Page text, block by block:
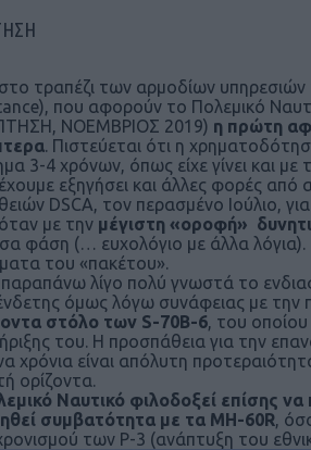
τραπέζι των αρμοδίων υπηρεσιών
που αφορούν το Πολεμικό
ΝΟΕΜΒΡΙΟΣ 2019) η πρώτη
. Πιστεύεται ότι η
3-4 χρόνων, όπως είχε γίνει και
εξηγήσει και άλλες φορές από
DSCA, τον περασμένο Ιούλιο,
με την μέγιστη «οροφή»
φάση (… ευχολόγιο με άλλα λόγια).
του «πακέτου».
λίγο πολύ γνωστά το
όμως λόγω συνάφειας με την
στόλο των S-70B-6, του οποίου
του. Η προσπάθεια για την
χρόνια είναι απόλυτη
ορίζοντα.
Ναυτικό φιλοδοξεί επίσης
συμβατότητα με τα MH-60R,
των P-3 (ανάπτυξη του